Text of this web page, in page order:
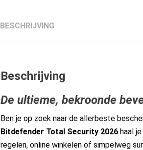
BESCHRIJVING
Beschrijving
De ultieme, bekroonde
Ben je op zoek naar de allerbeste
Bitdefender Total Security 2026 haal
regelen, online winkelen of simpelweg